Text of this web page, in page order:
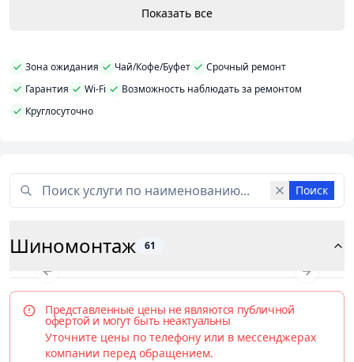
Показать все
Зона ожидания Чай/Кофе/Буфет
Срочный ремонт
Гарантия
Wi-Fi
Возможность наблюдать за ремонтом
Круглосуточно
Поиск
Шиномонтаж 61
Previous slide Next
Представленные цены не являются публичной
офертой и могут быть неактуальны
Уточните цены по телефону или в мессенджерах
компании перед обращением.